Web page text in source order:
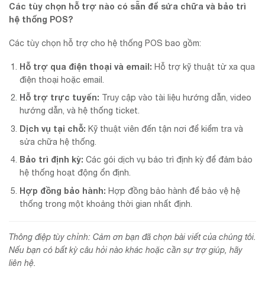
Các tùy chọn hỗ trợ nào có sẵn để sửa chữa và bảo trì
hệ thống POS?
Các tùy chọn hỗ trợ cho hệ thống POS bao gồm:
Hỗ trợ qua điện thoại và email: Hỗ trợ kỹ thuật từ xa qua
điện thoại hoặc email.
Hỗ trợ trực tuyến: Truy cập vào tài liệu hướng dẫn, video
hướng dẫn, và hệ thống ticket.
Dịch vụ tại chỗ: Kỹ thuật viên đến tận nơi để kiểm tra và
sửa chữa hệ thống.
Bảo trì định kỳ: Các gói dịch vụ bảo trì định kỳ để đảm bảo
hệ thống hoạt động ổn định.
Hợp đồng bảo hành: Hợp đồng bảo hành để bảo vệ hệ
thống trong một khoảng thời gian nhất định.
Thông điệp tùy chỉnh: Cảm ơn bạn đã chọn bài viết của chúng tôi.
Nếu bạn có bất kỳ câu hỏi nào khác hoặc cần sự trợ giúp, hãy
liên hệ.